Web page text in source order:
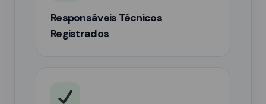
Responsáveis Técnicos
Registrados